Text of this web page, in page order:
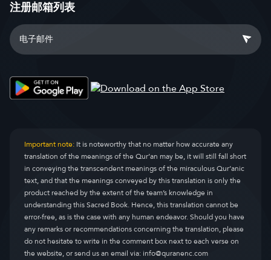
注册邮箱列表
Important note:It is noteworthy that no matter how accurate any
translation of the meanings of the Qur’an may be, it will still fall short
in conveying the transcendent meanings of the miraculous Qur’anic
text, and that the meanings conveyed by this translation is only the
product reached by the extent of the team’s knowledge in
understanding this Sacred Book. Hence, this translation cannot be
error-free, as is the case with any human endeavor. Should you have
any remarks or recommendations concerning the translation, please
do not hesitate to write in the comment box next to each verse on
the website, or send us an email via:info@quranenc.com